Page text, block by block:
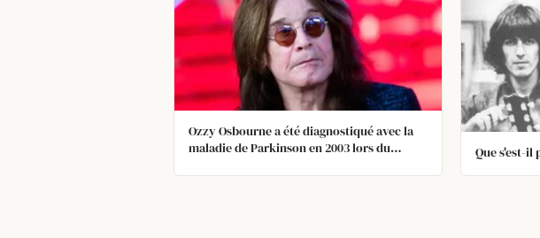
Ozzy Osbourne a été diagnostiqué avec la
maladie de Parkinson en 2003 lors du
Que s'est-il